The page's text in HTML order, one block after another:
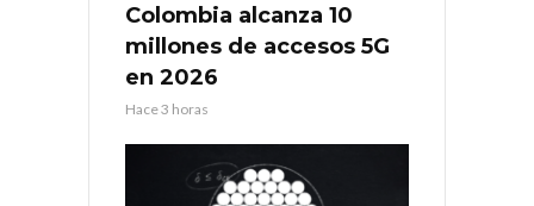
Colombia alcanza 10
millones de accesos 5G
en 2026
Hace 3 horas